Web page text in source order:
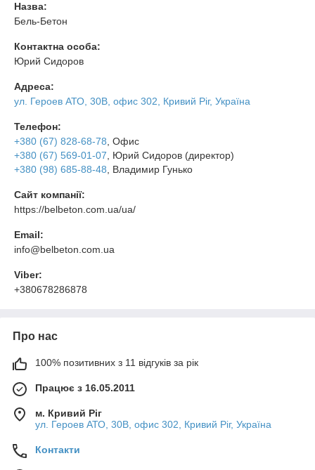
Назва:
Бель-Бетон
Контактна особа:
Юрий Сидоров
Адреса:
ул. Героев АТО, 30В, офис 302, Кривий Ріг, Україна
Телефон:
+380 (67) 828-68-78, Офис
+380 (67) 569-01-07, Юрий Сидоров (директор)
+380 (98) 685-88-48, Владимир Гунько
Сайт компанії:
https://belbeton.com.ua/ua/
Email:
info@belbeton.com.ua
Viber:
+380678286878
Про нас
100% позитивних з 11 відгуків за рік
Працює з 16.05.2011
м. Кривий Ріг
ул. Героев АТО, 30В, офис 302, Кривий Ріг, Україна
Контакти